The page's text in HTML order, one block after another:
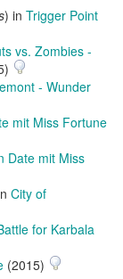
) in Trigger Point
vs. Zombies -
- Wunder
mit Miss Fortune
Date mit Miss
City of
for Karbala
(2015)